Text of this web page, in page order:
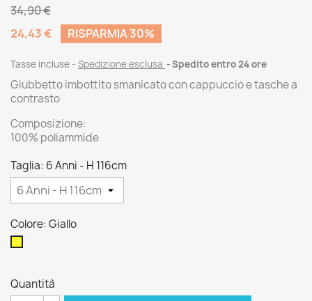
34,90 €
24,43 €
RISPARMIA 30%
Tasse incluse Spedizione esclusa Spedito entro 24 ore
Giubbetto imbottito smanicato con cappuccio e tasche a
contrasto
Composizione:
100% poliammide
Taglia: 6 Anni - H 116cm
Colore: Giallo
Quantità